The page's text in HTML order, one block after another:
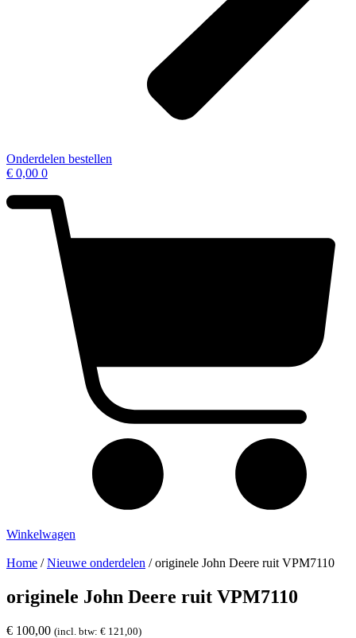
Onderdelen bestellen
€ 0,00 0
Winkelwagen
Home /Nieuwe onderdelen / originele John Deere ruit VPM7110
originele John Deere ruit VPM7110
€ 100,00 (incl. btw: € 121,00)